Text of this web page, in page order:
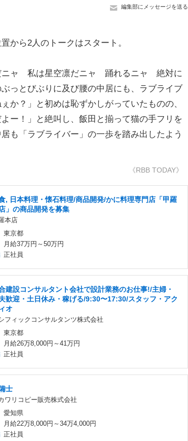
編集部にメッセージを送る
から2人のトークはスタート。
ニャ 私は星空凛だニャ 踊れるニャ 絶対に
っとびぶりに及び腰の中居にも、ラブライブ
か？」と初めは恥ずかしがっていたものの、
ー！」と絶叫し、飯田と揃って猫の手フリを
「ラブライバー」の一歩を踏み出したよう
《RBB TODAY》
, 日本料理・懐石料理/商品開発/かに料理専門店「甲羅
」の商品開発を募集
本店
東京都
月給37万円～50万円
正社員
建設コンサルタント会社で設計業務のお仕事!/主婦・
歓迎・土日休み・稼げる/9:30〜17:30/スタッフ・アク
オ
フィックコンサルタンツ株式会社
東京都
月給26万8,000円～41万円
正社員
士
ワリコピー販売株式会社
愛知県
月給22万8,000円～34万4,000円
正社員